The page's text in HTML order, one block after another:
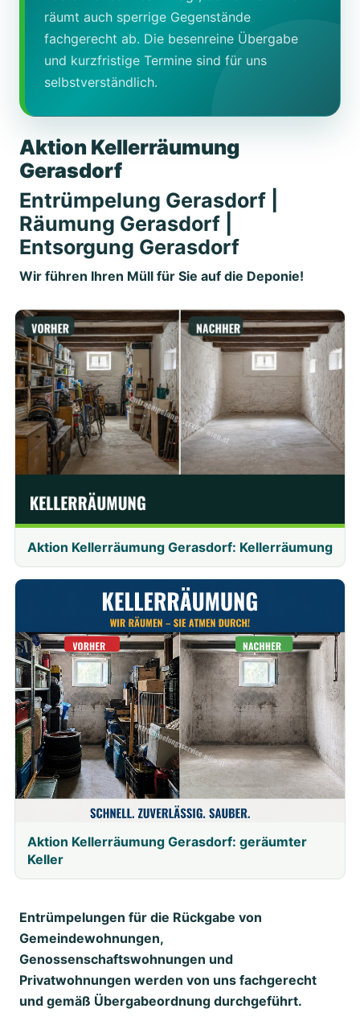
räumt auch sperrige Gegenstände
fachgerecht ab. Die besenreine Übergabe
und kurzfristige Termine sind für uns
selbstverständlich.
Aktion Kellerräumung
Gerasdorf
Entrümpelung Gerasdorf |
Räumung Gerasdorf |
Entsorgung Gerasdorf
Wir führen Ihren Müll für Sie auf die Deponie!
Aktion Kellerräumung Gerasdorf: Kellerräumung
Aktion Kellerräumung Gerasdorf: geräumter
Keller
Entrümpelungen für die Rückgabe von
Gemeindewohnungen,
Genossenschaftswohnungen und
Privatwohnungen werden von uns fachgerecht
und gemäß Übergabeordnung durchgeführt.